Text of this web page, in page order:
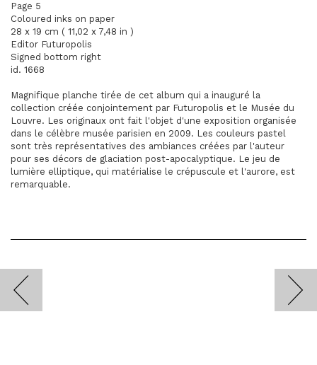
Page 5
Coloured inks on paper
28 x 19 cm ( 11,02 x 7,48 in )
Editor Futuropolis
Signed bottom right
id. 1668
Magnifique planche tirée de cet album qui a inauguré la
collection créée conjointement par Futuropolis et le Musée du
Louvre. Les originaux ont fait l'objet d'une exposition organisée
dans le célèbre musée parisien en 2009. Les couleurs pastel
sont très représentatives des ambiances créées par l'auteur
pour ses décors de glaciation post-apocalyptique. Le jeu de
lumière elliptique, qui matérialise le crépuscule et l'aurore, est
remarquable.